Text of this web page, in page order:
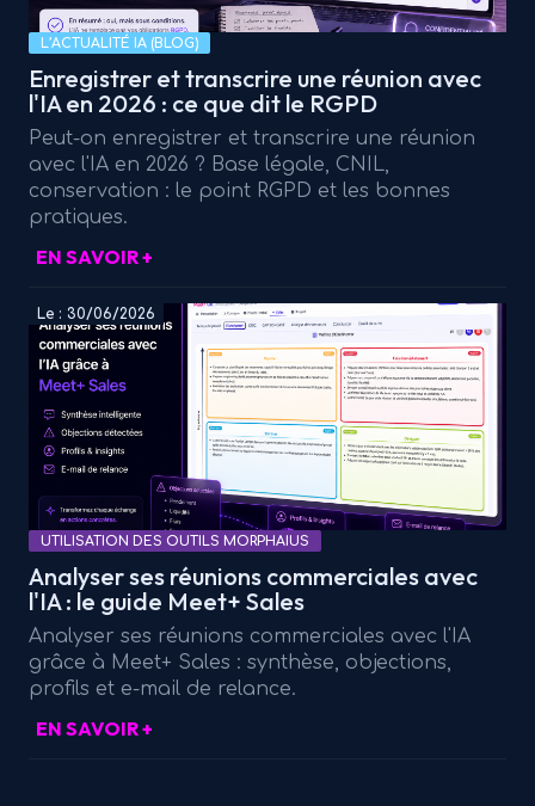
L’ACTUALITÉ IA (BLOG)
Enregistrer et transcrire une réunion avec
l'IA en 2026 : ce que dit le RGPD
Peut-on enregistrer et transcrire une réunion
avec l'IA en 2026 ? Base légale, CNIL,
conservation : le point RGPD et les bonnes
pratiques.
EN SAVOIR +
Le : 30/06/2026
UTILISATION DES OUTILS MORPHAIUS
Analyser ses réunions commerciales avec
l'IA : le guide Meet+ Sales
Analyser ses réunions commerciales avec l'IA
grâce à Meet+ Sales : synthèse, objections,
profils et e-mail de relance.
EN SAVOIR +